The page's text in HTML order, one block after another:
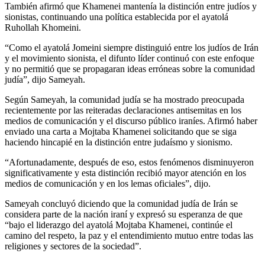
También afirmó que Khamenei mantenía la distinción entre judíos y
sionistas, continuando una política establecida por el ayatolá
Ruhollah Khomeini.
“Como el ayatolá Jomeini siempre distinguió entre los judíos de Irán
y el movimiento sionista, el difunto líder continuó con este enfoque
y no permitió que se propagaran ideas erróneas sobre la comunidad
judía”, dijo Sameyah.
Según Sameyah, la comunidad judía se ha mostrado preocupada
recientemente por las reiteradas declaraciones antisemitas en los
medios de comunicación y el discurso público iraníes. Afirmó haber
enviado una carta a Mojtaba Khamenei solicitando que se siga
haciendo hincapié en la distinción entre judaísmo y sionismo.
“Afortunadamente, después de eso, estos fenómenos disminuyeron
significativamente y esta distinción recibió mayor atención en los
medios de comunicación y en los lemas oficiales”, dijo.
Sameyah concluyó diciendo que la comunidad judía de Irán se
considera parte de la nación iraní y expresó su esperanza de que
“bajo el liderazgo del ayatolá Mojtaba Khamenei, continúe el
camino del respeto, la paz y el entendimiento mutuo entre todas las
religiones y sectores de la sociedad”.